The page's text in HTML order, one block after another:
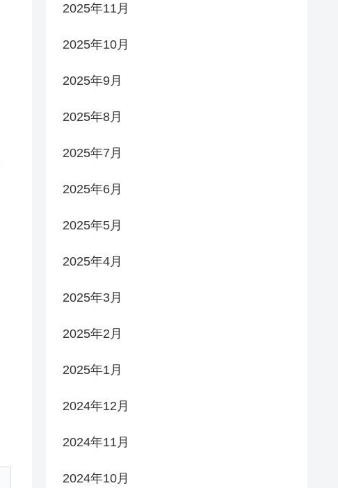
2025年11月
2025年10月
2025年9月
2025年8月
2025年7月
2025年6月
2025年5月
2025年4月
2025年3月
2025年2月
2025年1月
2024年12月
2024年11月
2024年10月